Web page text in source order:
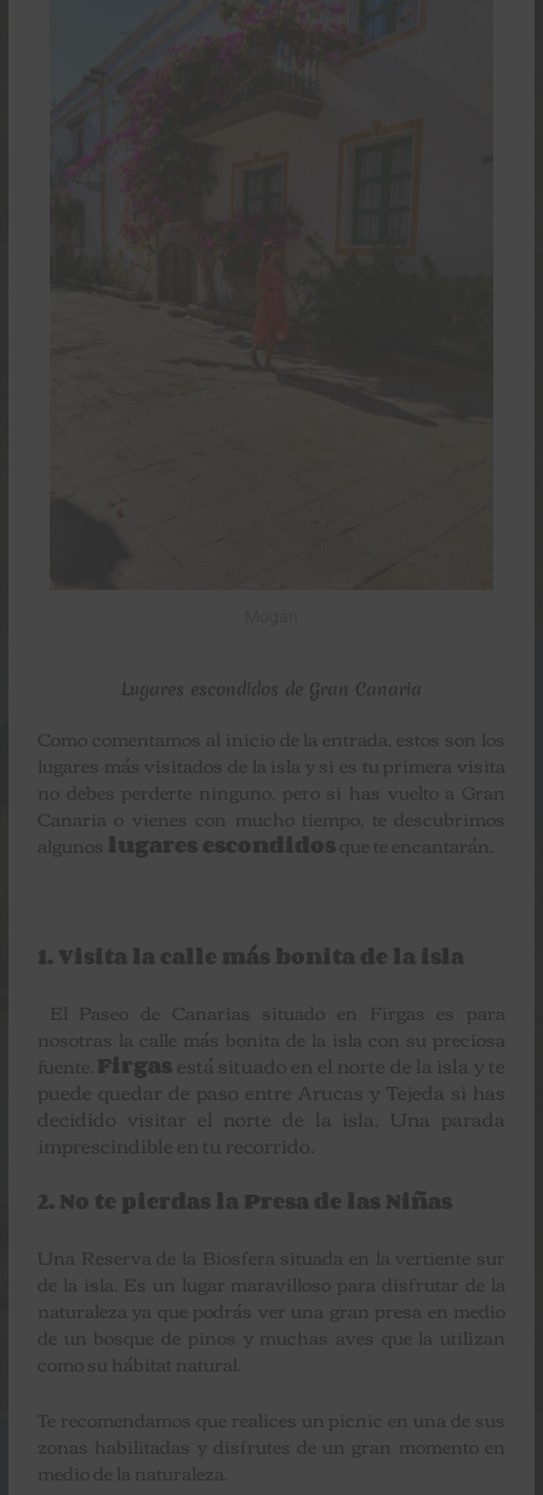
Lugares escondidos de Gran Canaria
Como comentamos al inicio de la entrada, estos son los
lugares más visitados de la isla y si es tu primera visita
no debes perderte ninguno, pero si has vuelto a Gran
Canaria o vienes con mucho tiempo, te descubrimos
algunos lugares escondidosque te encantarán.
1. Visita la calle más bonita de la isla
El Paseo de Canarias situado en Firgas es para
nosotras la calle más bonita de la isla con su preciosa
fuente. Firgasestá situado en el norte de la isla y te
puede quedar de paso entre Arucas y Tejeda si has
decidido visitar el norte de la isla, Una parada
imprescindible en tu recorrido.
2. No te pierdas la Presa de las Niñas
Una Reserva de la Biosfera situada en la vertiente sur
de la isla. Es un lugar maravilloso para disfrutar de la
naturaleza ya que podrás ver una gran presa en medio
de un bosque de pinos y muchas aves que la utilizan
como su hábitat natural.
Te recomendamos que realices un picnic en una de sus
zonas habilitadas y disfrutes de un gran momento en
medio de la naturaleza.